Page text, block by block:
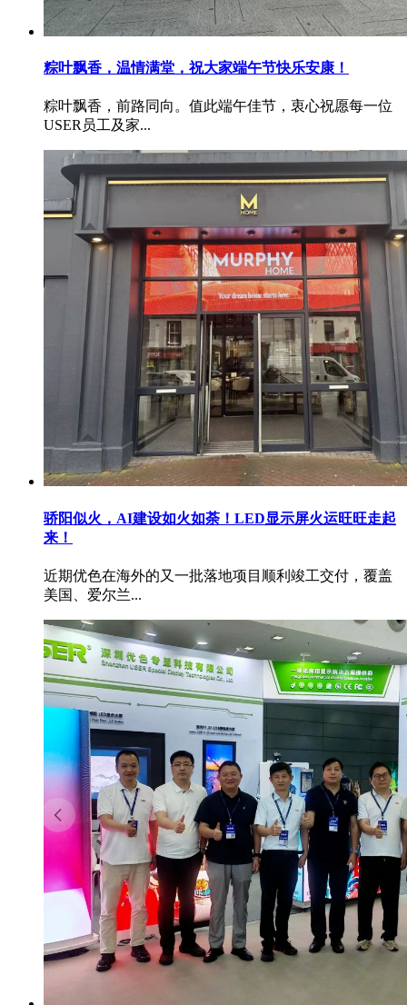
粽叶飘香，温情满堂，祝大家端午节快乐安康！
粽叶飘香，前路同向。值此端午佳节，衷心祝愿每一位
USER员工及家...
骄阳似火，AI建设如火如荼！LED显示屏火运旺旺走起
来！
近期优色在海外的又一批落地项目顺利竣工交付，覆盖
美国、爱尔兰...